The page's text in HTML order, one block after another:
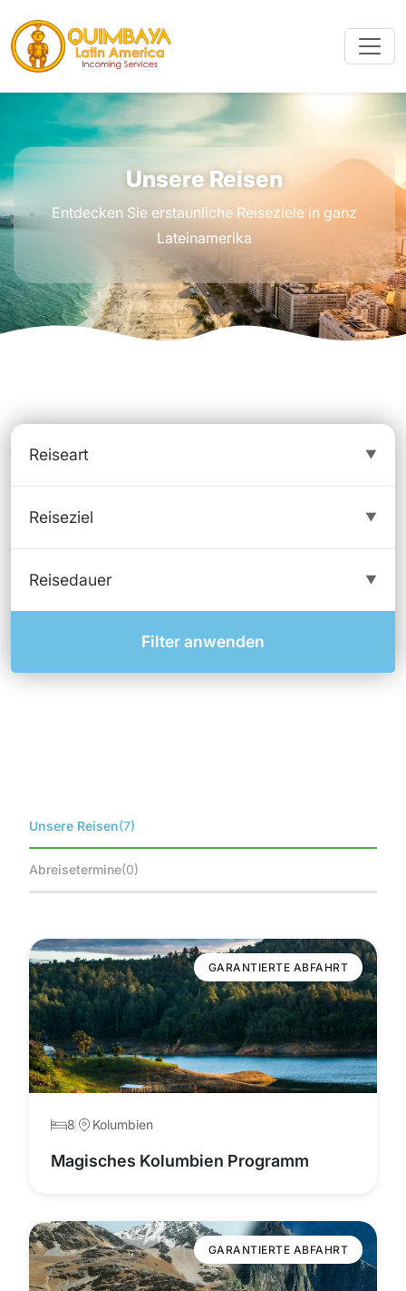
Unsere Reisen
Entdecken Sie erstaunliche Reiseziele in ganz
Lateinamerika
Filter anwenden
Unsere Reisen(7)
Abreisetermine(0)
GARANTIERTE ABFAHRT
8 Kolumbien
Magisches Kolumbien Programm
GARANTIERTE ABFAHRT